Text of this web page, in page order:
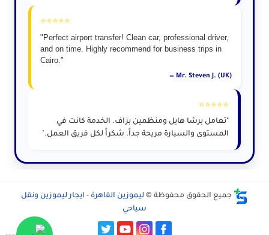
⭐⭐⭐⭐⭐
"Perfect airport transfer! Clean car, professional driver,
and on time. Highly recommend for business trips in
Cairo."
— Mr. Steven J. (UK)
⭐⭐⭐⭐⭐
"تعامل برشا هايل ومنظمين بزاف. الخدمة كانت في
المستوى والسيارة مريحة جداً. شكراً لكل فريق العمل."
جميع الحقوق محفوظة © ليموزين القاهرة - ايجار ليموزين ونقل
سياحي